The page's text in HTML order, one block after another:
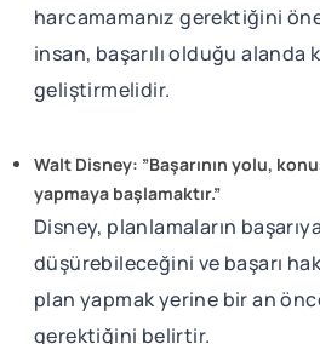
harcamamanız gerektiğini
insan, başarılı olduğu alanda
geliştirmelidir.
Walt Disney: ”Başarının yolu,
yapmaya başlamaktır.”
Disney, planlamaların
düşürebileceğini ve başarı
plan yapmak yerine bir an
gerektiğini belirtir.